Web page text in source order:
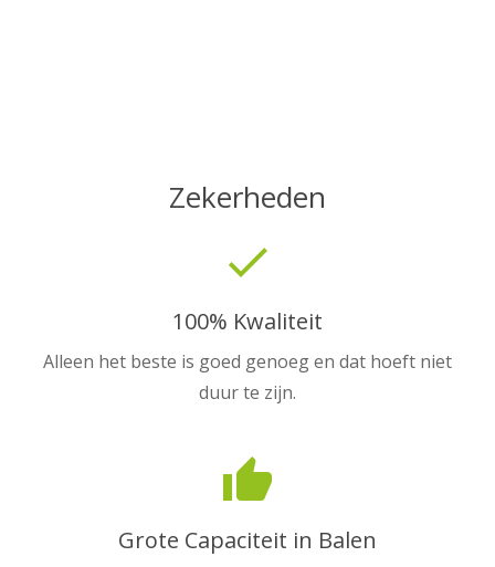
Zekerheden
done
100% Kwaliteit
Alleen het beste is goed genoeg en dat hoeft niet
duur te zijn.
thumb_up
Grote Capaciteit in Balen